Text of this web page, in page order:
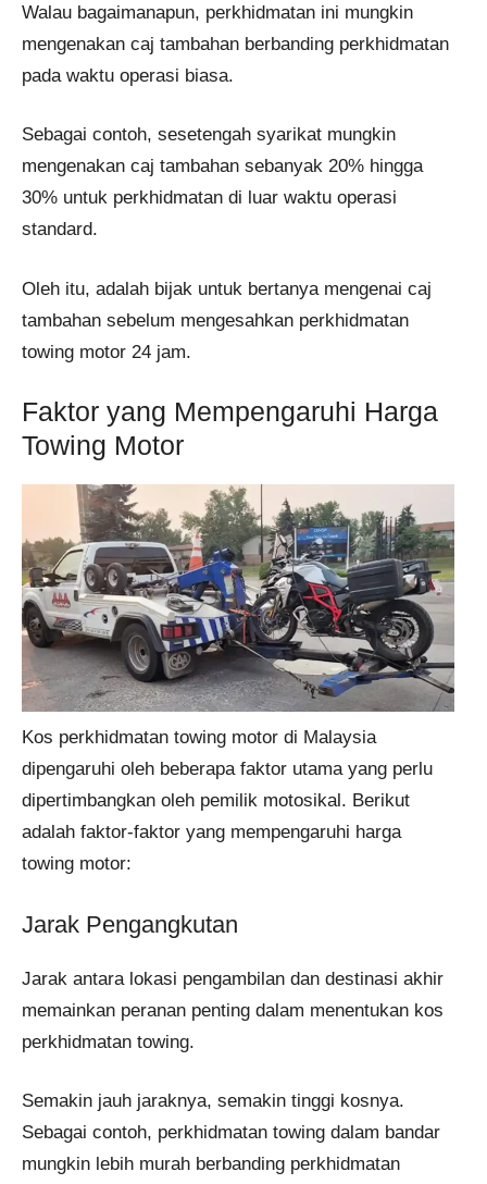
Walau bagaimanapun, perkhidmatan ini mungkin
mengenakan caj tambahan berbanding perkhidmatan
pada waktu operasi biasa.
Sebagai contoh, sesetengah syarikat mungkin
mengenakan caj tambahan sebanyak 20% hingga
30% untuk perkhidmatan di luar waktu operasi
standard.
Oleh itu, adalah bijak untuk bertanya mengenai caj
tambahan sebelum mengesahkan perkhidmatan
towing motor 24 jam.
Faktor yang Mempengaruhi Harga
Towing Motor
Kos perkhidmatan towing motor di Malaysia
dipengaruhi oleh beberapa faktor utama yang perlu
dipertimbangkan oleh pemilik motosikal. Berikut
adalah faktor-faktor yang mempengaruhi harga
towing motor:
Jarak Pengangkutan
Jarak antara lokasi pengambilan dan destinasi akhir
memainkan peranan penting dalam menentukan kos
perkhidmatan towing.
Semakin jauh jaraknya, semakin tinggi kosnya.
Sebagai contoh, perkhidmatan towing dalam bandar
mungkin lebih murah berbanding perkhidmatan